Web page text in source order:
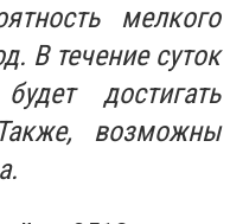
мелкого
В течение суток
достигать
возможны